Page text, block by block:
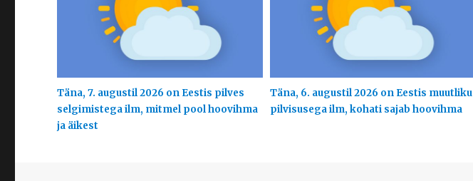
Täna, 7. augustil 2026 on Eestis pilves
selgimistega ilm, mitmel pool hoovihma
ja äikest
Täna, 6. augustil 2026 on Eestis muutliku
pilvisusega ilm, kohati sajab hoovihma